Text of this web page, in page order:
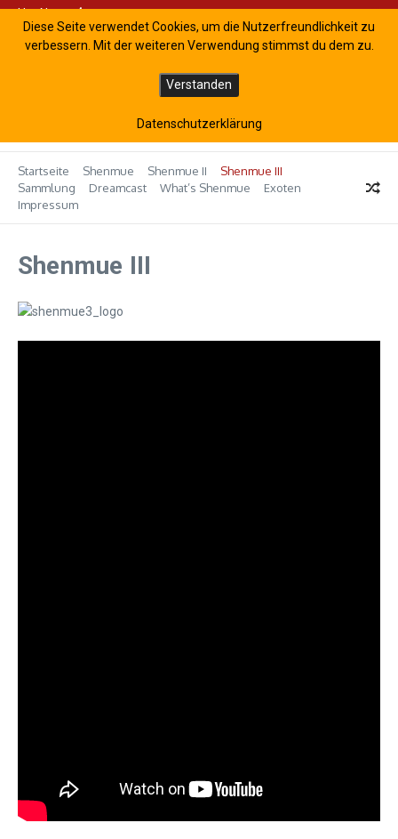
Zum Inhalt springen
Hot News
SHENMUE.de | Das
deutsche Shenmue-
Startseite Shenmue Shenmue II
Shenmue III
Sammlung
Dreamcast What’s Shenmue
Exoten
Impressum
Shenmue III
Diese Seite verwendet Cookies, um die Nutzerfreundlichkeit zu
verbessern. Mit der weiteren Verwendung stimmst du dem zu.
Verstanden
Datenschutzerklärung